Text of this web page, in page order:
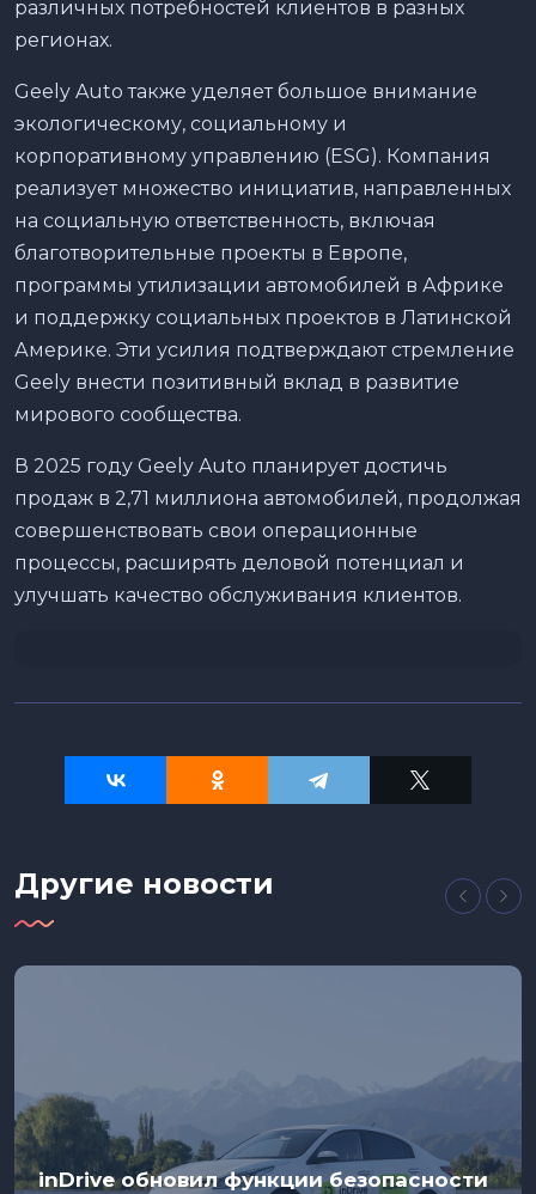
различных потребностей клиентов в разных
регионах.
Geely Auto также уделяет большое внимание
экологическому, социальному и
корпоративному управлению (ESG). Компания
реализует множество инициатив, направленных
на социальную ответственность, включая
благотворительные проекты в Европе,
программы утилизации автомобилей в Африке
и поддержку социальных проектов в Латинской
Америке. Эти усилия подтверждают стремление
Geely внести позитивный вклад в развитие
мирового сообщества.
В 2025 году Geely Auto планирует достичь
продаж в 2,71 миллиона автомобилей, продолжая
совершенствовать свои операционные
процессы, расширять деловой потенциал и
улучшать качество обслуживания клиентов.
Другие новости
inDrive обновил функции безопасности